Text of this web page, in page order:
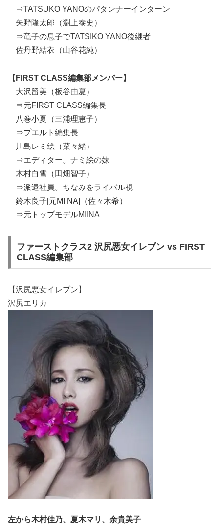
⇒TATSUKO YANOのパタンナーインターン
矢野隆太郎（淵上泰史）
⇒竜子の息子でTATSIKO YANO後継者
佐丹野結衣（山谷花純）
【FIRST CLASS編集部メンバー】
大沢留美（板谷由夏）
⇒元FIRST CLASS編集長
八巻小夏（三浦理恵子）
⇒プエルト編集長
川島レミ絵（菜々緒）
⇒エディター。ナミ絵の妹
木村白雪（田畑智子）
⇒派遣社員。ちなみをライバル視
鈴木良子[元MIINA]（佐々木希）
⇒元トップモデルMIINA
ファーストクラス2 沢尻悪女イレブン vs FIRST
CLASS編集部
【沢尻悪女イレブン】
沢尻エリカ
左から木村佳乃、夏木マリ、余貴美子